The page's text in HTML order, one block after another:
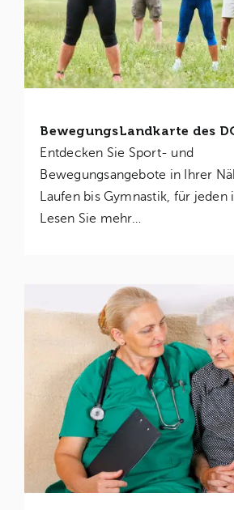
BewegungsLandkarte des
Entdecken Sie Sport- und
Bewegungsangebote in Ihrer
Laufen bis Gymnastik, für jeden
Lesen Sie mehr…